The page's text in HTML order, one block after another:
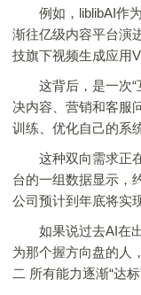
例如，liblibAI作为
渐往亿级内容平台演
技旗下视频生成应用
这背后，是一次“
决内容、营销和客服
训练、优化自己的系
这种双向需求正在
台的一组数据显示，
公司预计到年底将实
如果说过去AI在出
为那个握方向盘的人
二 所有能力逐渐“达